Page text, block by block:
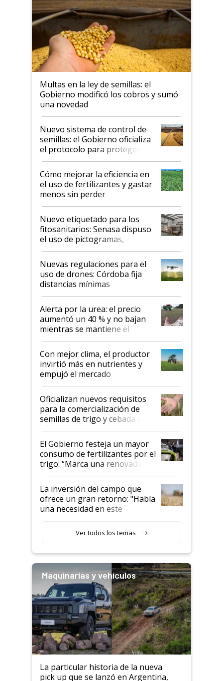
Multas en la ley de semillas: el
Gobierno modificó los cobros y sumó
una novedad
Nuevo sistema de control de
semillas: el Gobierno oficializa
el protocolo para proteger la
propiedad intelectual
Cómo mejorar la eficiencia en
el uso de fertilizantes y gastar
menos sin perder
productividad en la campaña
fina
Nuevo etiquetado para los
fitosanitarios: Senasa dispuso
el uso de pictogramas,
palabras de advertencia e
indicaciones
Nuevas regulaciones para el
uso de drones: Córdoba fija
distancias mínimas
Alerta por la urea: el precio
aumentó un 40 % y no bajan
mientras se mantiene el
conflicto en Medio Oriente
Con mejor clima, el productor
invirtió más en nutrientes y
empujó el mercado
Oficializan nuevos requisitos
para la comercialización de
semillas de trigo y cebada a
granel
El Gobierno festeja un mayor
consumo de fertilizantes por el
trigo: “Marca una renovada
confianza de los productores”
La inversión del campo que
ofrece un gran retorno: "Había
una necesidad en este
Ver todos los temas
Maquinarias y vehículos
La particular historia de la nueva
pick up que se lanzó en Argentina,